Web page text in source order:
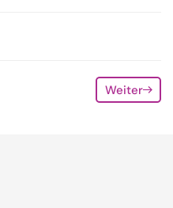
Weiter